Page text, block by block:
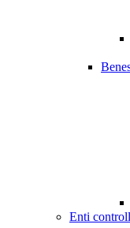
Enti